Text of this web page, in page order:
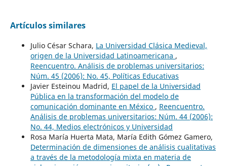
Artículos similares
Julio César Schara, La Universidad Clásica Medieval,
origen de la Universidad Latinoamericana ,
Reencuentro. Análisis de problemas universitarios:
Núm. 45 (2006): No. 45, Políticas Educativas
Javier Esteinou Madrid, El papel de la Universidad
Pública en la transformación del modelo de
comunicación dominante en México , Reencuentro.
Análisis de problemas universitarios: Núm. 44 (2006):
No. 44, Medios electrónicos y Universidad
Rosa María Huerta Mata, María Edith Gómez Gamero,
Determinación de dimensiones de análisis cualitativas
a través de la metodología mixta en materia de